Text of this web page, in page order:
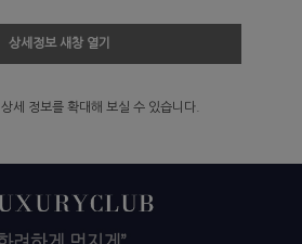
상세정보 새창 열기
상세 정보를 확대해 보실 수 있습니다.